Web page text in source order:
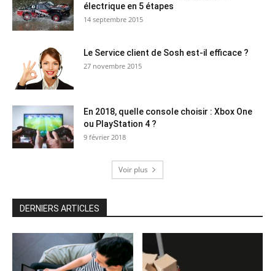
électrique en 5 étapes
14 septembre 2015
Le Service client de Sosh est-il efficace ?
27 novembre 2015
En 2018, quelle console choisir : Xbox One
ou PlayStation 4 ?
9 février 2018
Voir plus
DERNIERS ARTICLES